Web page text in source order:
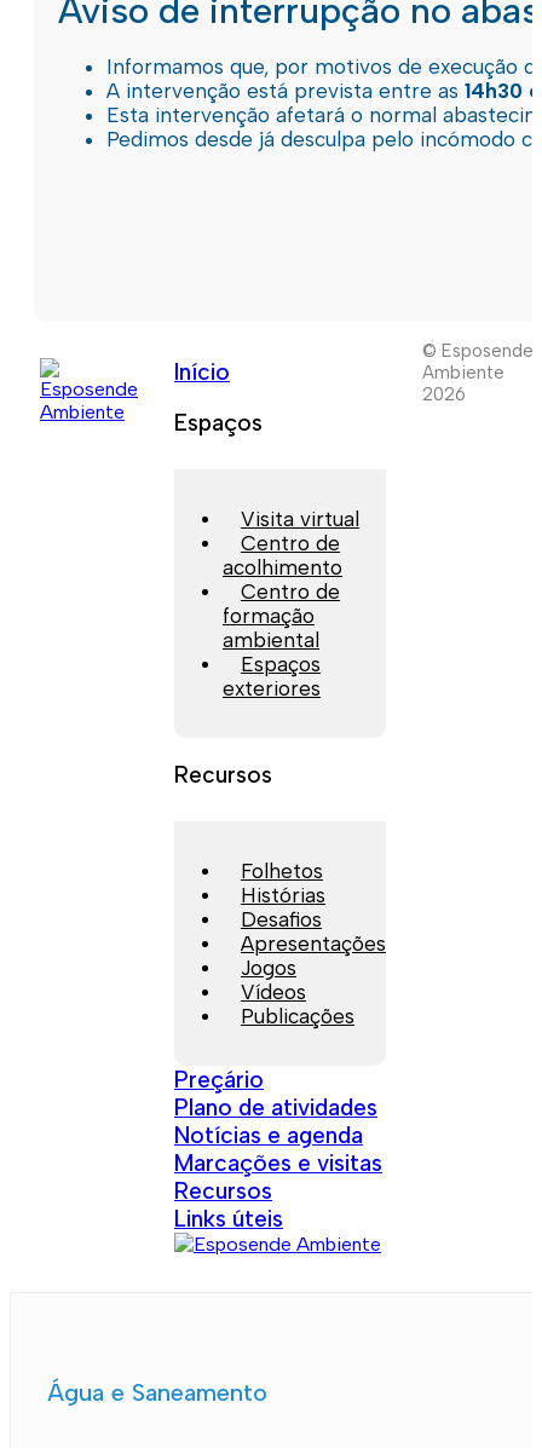
Aviso de interrupção no
Informamos que, por motivos de execução
A intervenção está prevista entre as 14h30
Esta intervenção afetará o normal
Pedimos desde já desculpa pelo incómodo
Início
Espaços
Visita virtual
Centro de
acolhimento
Centro de
formação
ambiental
Espaços
exteriores
Recursos
Folhetos
Histórias
Desafios
Apresentações
Jogos
Vídeos
Publicações
Preçário
Plano de atividades
Notícias e agenda
Marcações e visitas
Recursos
Links úteis
© Esposende
Ambiente
2026
Água e Saneamento